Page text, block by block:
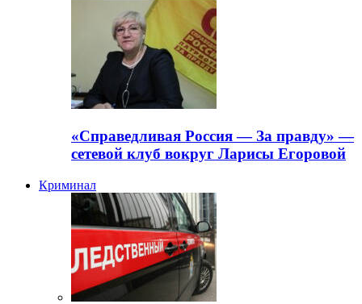
«Справедливая Россия — За правду» —
сетевой клуб вокруг Ларисы Егоровой
Криминал